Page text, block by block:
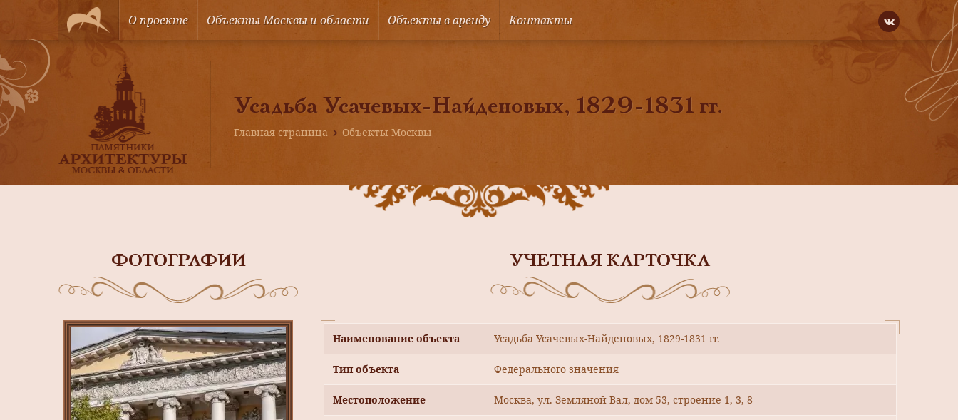
О проекте Объекты Москвы и области Объекты в аренду Контакты
Усадьба Усачевых-Найденовых, 1829-1831 гг.
Главная страница Объекты Москвы
ФОТОГРАФИИ УЧЕТНАЯ КАРТОЧКА
Наименование объекта Усадьба Усачевых-Найденовых, 1829-1831 гг.
Тип объекта Федерального значения
Местоположение Москва, ул. Земляной Вал, дом 53, строение 1, 3, 8